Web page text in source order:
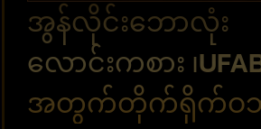
အွန်လိုင်းဘောလုံး
လောင်းကစား ၊
အတွက်တိုက်ရိုက်